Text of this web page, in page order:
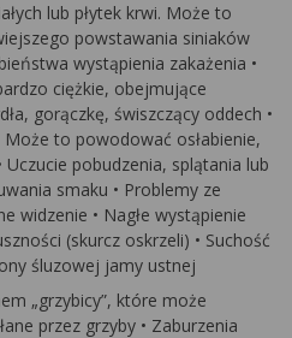
lub płytek krwi. Może to
powstawania siniaków
wystąpienia zakażenia •
ciężkie, obejmujące
gorączkę, świszczący oddech •
to powodować osłabienie,
pobudzenia, splątania lub
smaku • Problemy ze
widzenie • Nagłe wystąpienie
(skurcz oskrzeli) • Suchość
śluzowej jamy ustnej
„grzybicy”, które może
przez grzyby • Zaburzenia